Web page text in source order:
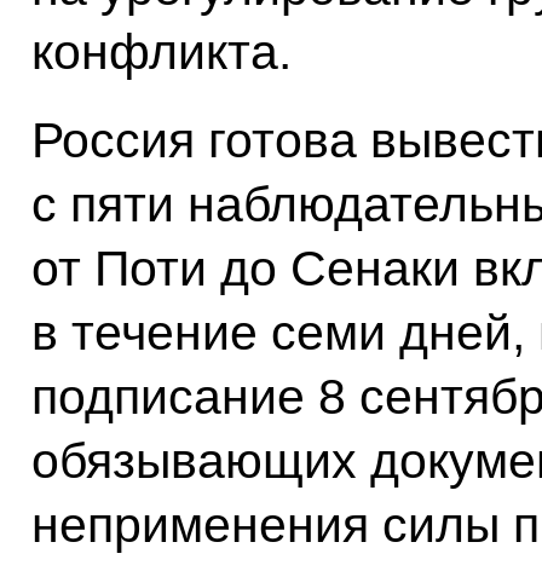
конфликта.
Россия готова
с пяти
от Поти до Сенаки
в течение семи
подписание 8
обязывающих
неприменения силы